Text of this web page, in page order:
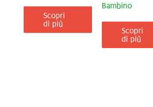
Scopri
di più
Bambino
Scopri
di più